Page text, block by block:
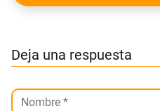
Deja una respuesta